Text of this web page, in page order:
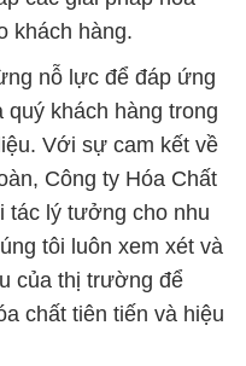
khách hàng.
nỗ lực để đáp ứng
khách hàng trong
Với sự cam kết về
Công ty Hóa Chất
tác lý tưởng cho nhu
tôi luôn xem xét và
của thị trường để
chất tiên tiến và hiệu